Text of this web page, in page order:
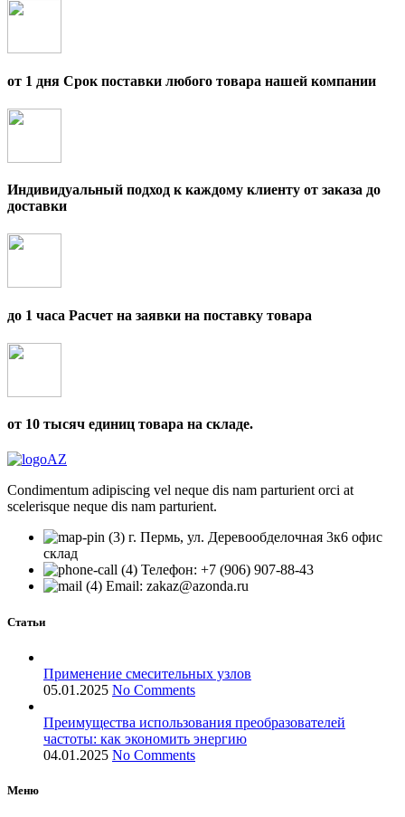
от 1 дня Срок поставки любого товара нашей компании
Индивидуальный подход к каждому клиенту от заказа до
доставки
до 1 часа Расчет на заявки на поставку товара
от 10 тысяч единиц товара на складе.
Condimentum adipiscing vel neque dis nam parturient orci at
scelerisque neque dis nam parturient.
г. Пермь, ул. Деревообделочная 3к6 офис
склад
Телефон: +7 (906) 907-88-43
Email: zakaz@azonda.ru
Статьи
Применение смесительных узлов
05.01.2025 No Comments
Преимущества использования преобразователей
частоты: как экономить энергию
04.01.2025 No Comments
Меню